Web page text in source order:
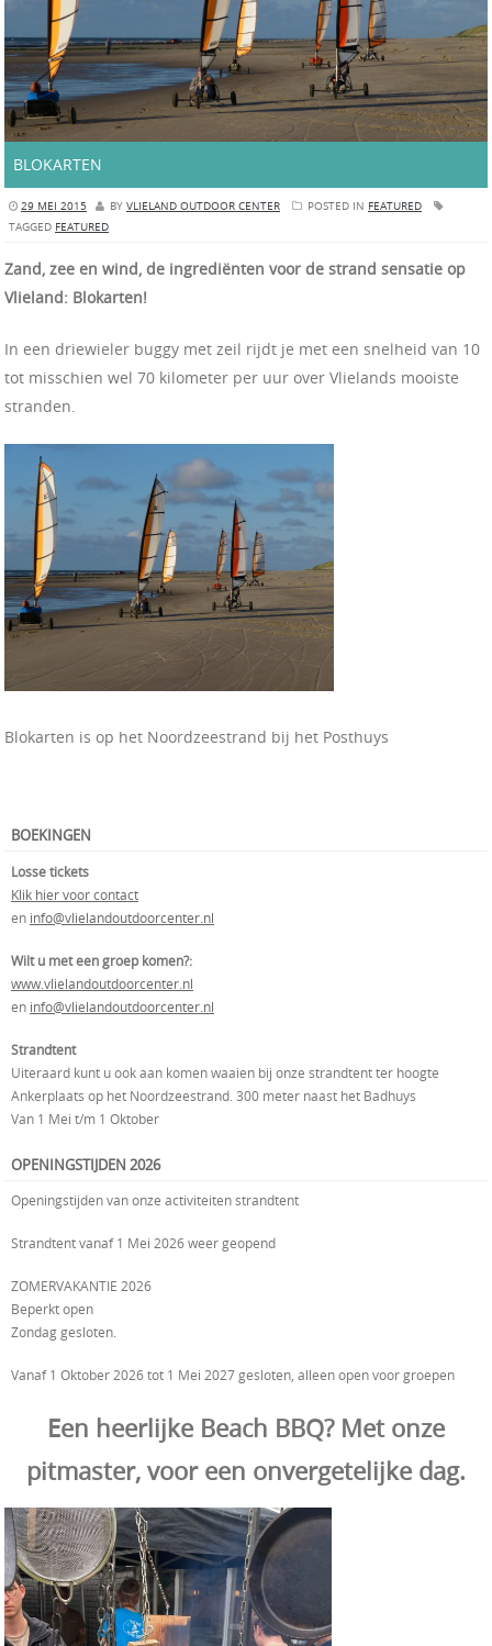
BLOKARTEN
29 MEI 2015 BY VLIELAND OUTDOOR CENTER POSTED IN FEATURED
TAGGED FEATURED
Zand, zee en wind, de ingrediënten voor de strand sensatie op
Vlieland: Blokarten!
In een driewieler buggy met zeil rijdt je met een snelheid van 10
tot misschien wel 70 kilometer per uur over Vlielands mooiste
stranden.
Blokarten is op het Noordzeestrand bij het Posthuys
BOEKINGEN
Losse tickets
Klik hier voor contact
en info@vlielandoutdoorcenter.nl
Wilt u met een groep komen?:
www.vlielandoutdoorcenter.nl
en info@vlielandoutdoorcenter.nl
Strandtent
Uiteraard kunt u ook aan komen waaien bij onze strandtent ter hoogte
Ankerplaats op het Noordzeestrand. 300 meter naast het Badhuys
Van 1 Mei t/m 1 Oktober
OPENINGSTIJDEN 2026
Openingstijden van onze activiteiten strandtent
Strandtent vanaf 1 Mei 2026 weer geopend
ZOMERVAKANTIE 2026
Beperkt open
Zondag gesloten.
Vanaf 1 Oktober 2026 tot 1 Mei 2027 gesloten, alleen open voor groepen
Een heerlijke Beach BBQ? Met onze
pitmaster, voor een onvergetelijke dag.